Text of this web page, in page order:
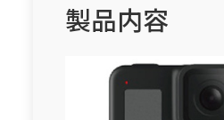
製品内容